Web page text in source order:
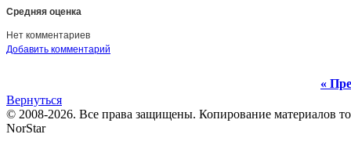
Средняя оценка
Нет комментариев
Добавить комментарий
«
Вернуться
© 2008-2026. Все права защищены. Копирование материалов
NorStar